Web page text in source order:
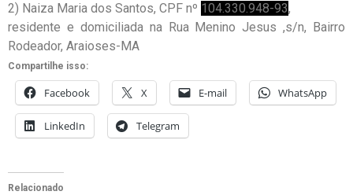
2) Naiza Maria dos Santos, CPF nº 104.330.948-93,
residente e domiciliada na Rua Menino Jesus ,s/n, Bairro
Rodeador, Araioses-MA
Compartilhe isso:
Facebook X E-mail WhatsApp
LinkedIn Telegram
Relacionado